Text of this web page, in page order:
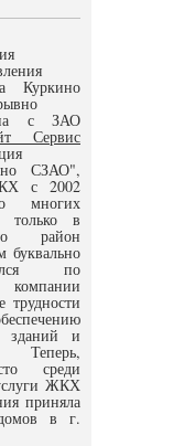
Куркино
с ЗАО
Сервис
СЗАО",
с 2002
многих
только в
район
буквально
по
компании
трудности
зданий и
Теперь,
среди
ЖКХ
приняла
в г.